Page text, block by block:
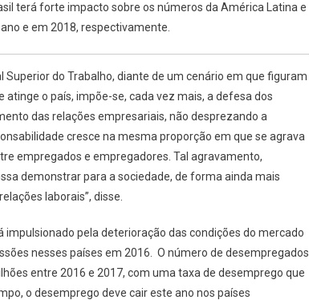
terá forte impacto sobre os números da América Latina e
e em 2018, respectivamente.
Superior do Trabalho, diante de um cenário em que figuram
o país, impõe-se, cada vez mais, a defesa dos
das relações empresariais, não desprezando a
cresce na mesma proporção em que se agrava
empregados e empregadores. Tal agravamento,
demonstrar para a sociedade, de forma ainda mais
laborais”, disse.
pela deterioração das condições do mercado
nesses países em 2016. O número de desempregados
entre 2016 e 2017, com uma taxa de desemprego que
o desemprego deve cair este ano nos países